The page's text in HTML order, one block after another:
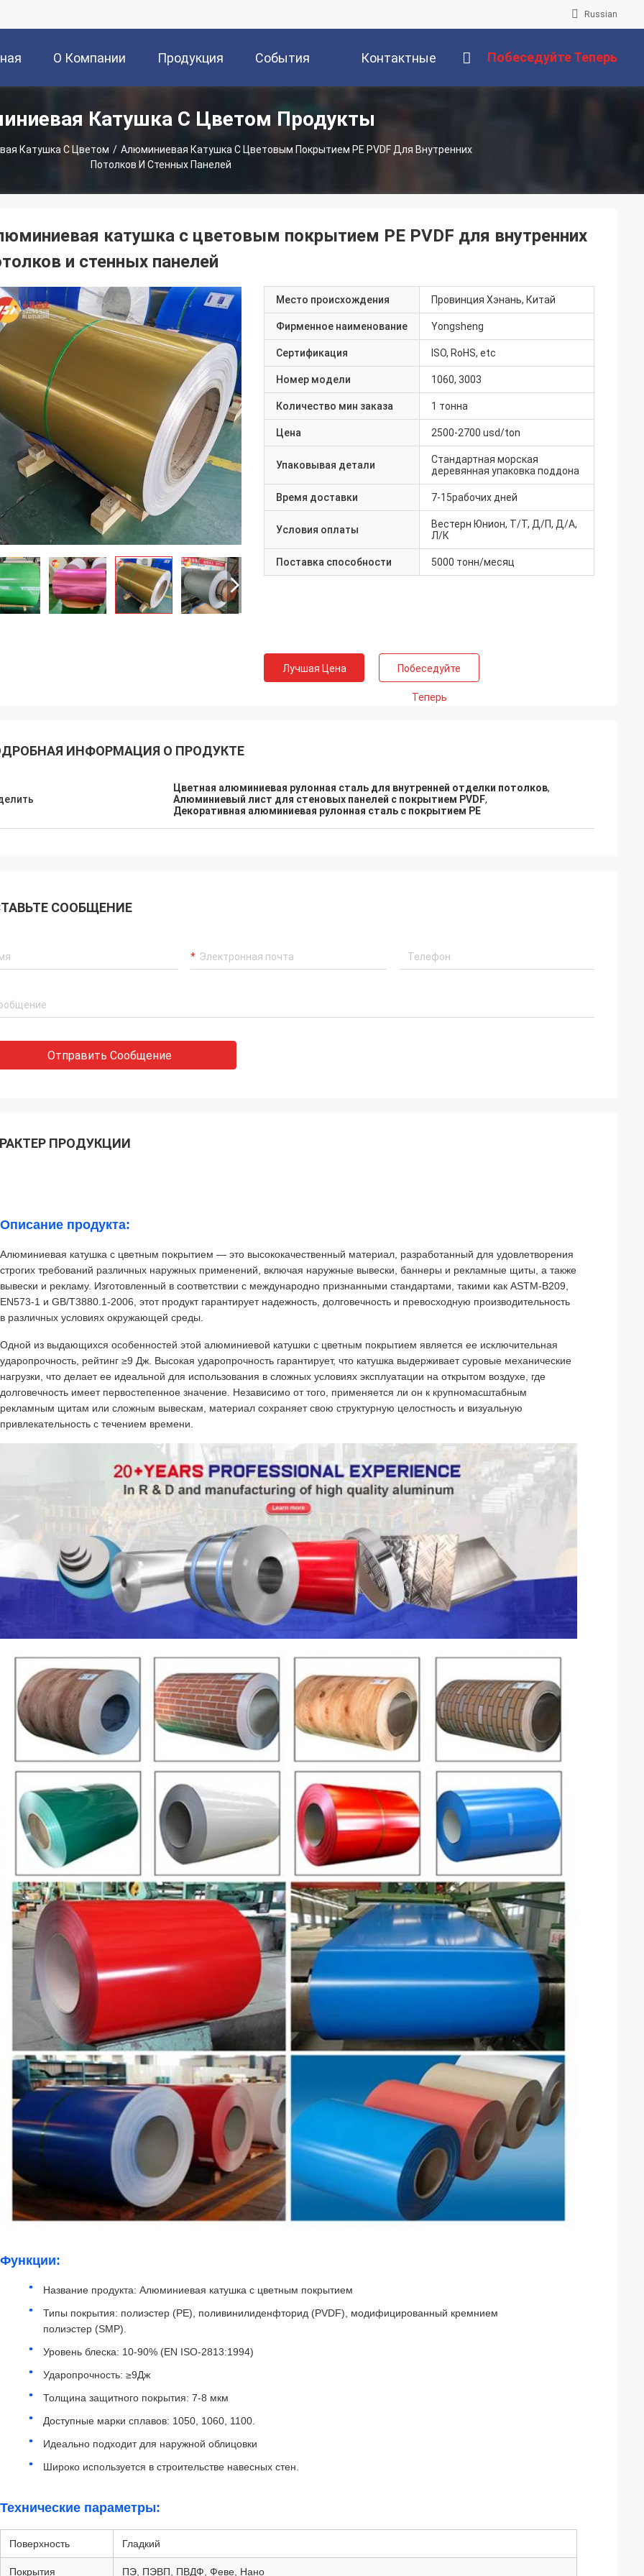
Russian
О Компании Продукция События Контактные Побеседуйте Теперь
Катушка С Цветом Продукты
Катушка С Цветом / Алюминиевая Катушка С Цветовым Покрытием PE PVDF Для Внутренних
Потолков И Стенных Панелей
катушка с цветовым покрытием PE PVDF для внутренних
и стенных панелей
Место происхождения Провинция Хэнань, Китай
Фирменное наименование Yongsheng
Сертификация ISO, RoHS, etc
Номер модели 1060, 3003
Количество мин заказа 1 тонна
Цена 2500-2700 usd/ton
Упаковывая детали
Стандартная морская
деревянная упаковка поддона
Время доставки 7-15рабочих дней
Условия оплаты
Вестерн Юнион, Т/Т, Д/П, Д/А,
Л/К
Поставка способности 5000 тонн/месяц
Лучшая Цена Побеседуйте
Теперь
ИНФОРМАЦИЯ О ПРОДУКТЕ
Цветная алюминиевая рулонная сталь для внутренней отделки потолков,
Алюминиевый лист для стеновых панелей с покрытием PVDF,
Декоративная алюминиевая рулонная сталь с покрытием PE
СООБЩЕНИЕ
Отправить Сообщение
ПРОДУКЦИИ
Описание продукта:
Алюминиевая катушка с цветным покрытием — это высококачественный материал, разработанный для удовлетворения
строгих требований различных наружных применений, включая наружные вывески, баннеры и рекламные щиты, а также
вывески и рекламу. Изготовленный в соответствии с международно признанными стандартами, такими как ASTM-B209,
EN573-1 и GB/T3880.1-2006, этот продукт гарантирует надежность, долговечность и превосходную производительность
в различных условиях окружающей среды.
Одной из выдающихся особенностей этой алюминиевой катушки с цветным покрытием является ее исключительная
ударопрочность, рейтинг ≥9 Дж. Высокая ударопрочность гарантирует, что катушка выдерживает суровые механические
нагрузки, что делает ее идеальной для использования в сложных условиях эксплуатации на открытом воздухе, где
долговечность имеет первостепенное значение. Независимо от того, применяется ли он к крупномасштабным
рекламным щитам или сложным вывескам, материал сохраняет свою структурную целостность и визуальную
привлекательность с течением времени.
Функции:
Название продукта: Алюминиевая катушка с цветным покрытием
Типы покрытия: полиэстер (PE), поливинилиденфторид (PVDF), модифицированный кремнием
полиэстер (SMP).
Уровень блеска: 10-90% (EN ISO-2813:1994)
Ударопрочность: ≥9Дж
Толщина защитного покрытия: 7-8 мкм
Доступные марки сплавов: 1050, 1060, 1100.
Идеально подходит для наружной облицовки
Широко используется в строительстве навесных стен.
Технические параметры:
Поверхность Гладкий
Покрытия ПЭ, ПЭВП, ПВДФ, Феве, Нано